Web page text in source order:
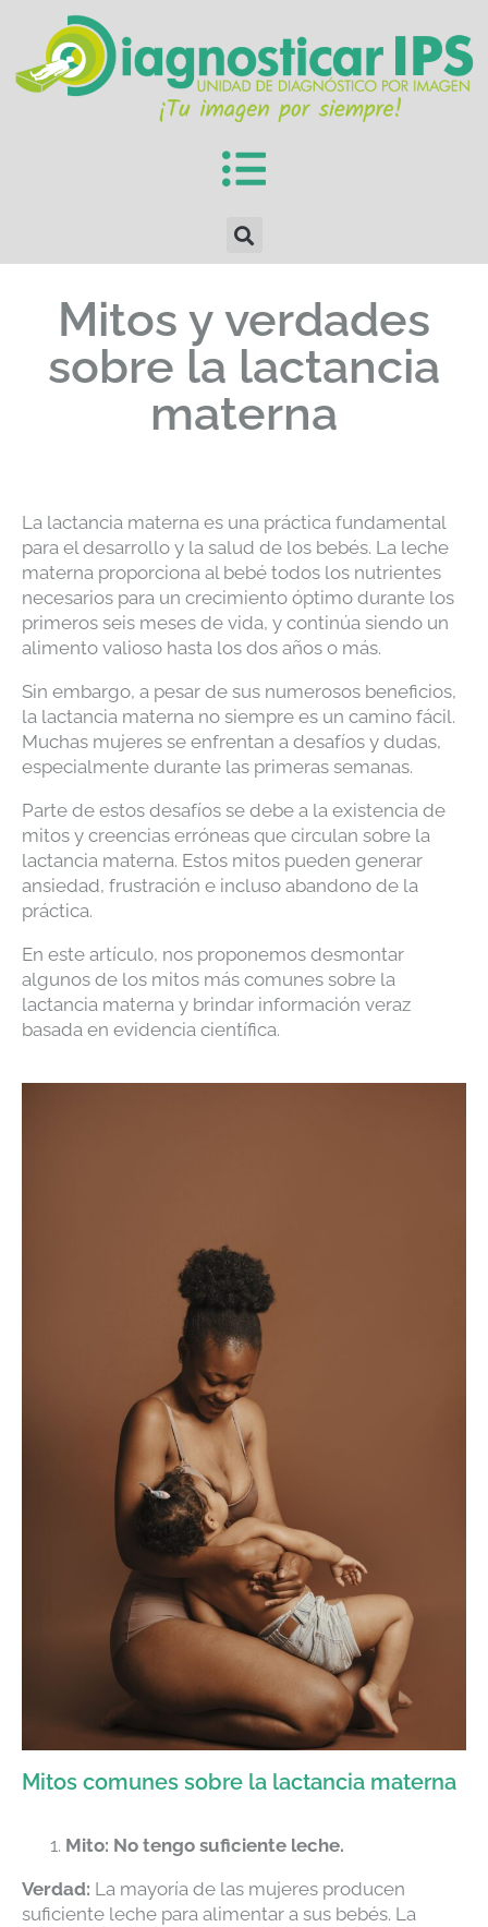
Mitos y verdades
sobre la lactancia
materna
La lactancia materna es una práctica fundamental
para el desarrollo y la salud de los bebés. La leche
materna proporciona al bebé todos los nutrientes
necesarios para un crecimiento óptimo durante los
primeros seis meses de vida, y continúa siendo un
alimento valioso hasta los dos años o más.
Sin embargo, a pesar de sus numerosos beneficios,
la lactancia materna no siempre es un camino fácil.
Muchas mujeres se enfrentan a desafíos y dudas,
especialmente durante las primeras semanas.
Parte de estos desafíos se debe a la existencia de
mitos y creencias erróneas que circulan sobre la
lactancia materna. Estos mitos pueden generar
ansiedad, frustración e incluso abandono de la
práctica.
En este artículo, nos proponemos desmontar
algunos de los mitos más comunes sobre la
lactancia materna y brindar información veraz
basada en evidencia científica.
Mitos comunes sobre la lactancia materna
Mito: No tengo suficiente leche.
Verdad: La mayoría de las mujeres producen
suficiente leche para alimentar a sus bebés. La